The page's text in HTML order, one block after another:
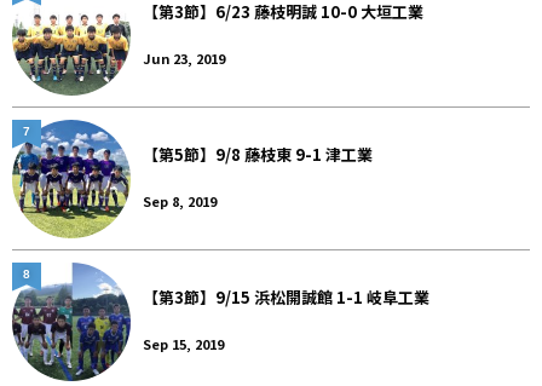
【第3節】6/23 藤枝明誠 10-0 大垣工業
Jun 23, 2019
【第5節】9/8 藤枝東 9-1 津工業
Sep 8, 2019
7
【第3節】9/15 浜松開誠館 1-1 岐阜工業
Sep 15, 2019
8